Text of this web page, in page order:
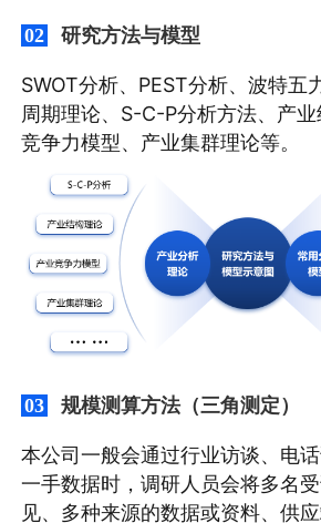
02 研究方法与模型
SWOT分析、PEST分析、波特五
周期理论、S-C-P分析方法、产
竞争力模型、产业集群理论等。
03 规模测算方法（三角测定）
本公司一般会通过行业访谈、电
一手数据时，调研人员会将多名
见、多种来源的数据或资料、供